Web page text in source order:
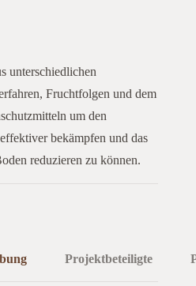
unterschiedlichen
Fruchtfolgen und dem
um den
bekämpfen und das
reduzieren zu können.
Projektbeteiligte